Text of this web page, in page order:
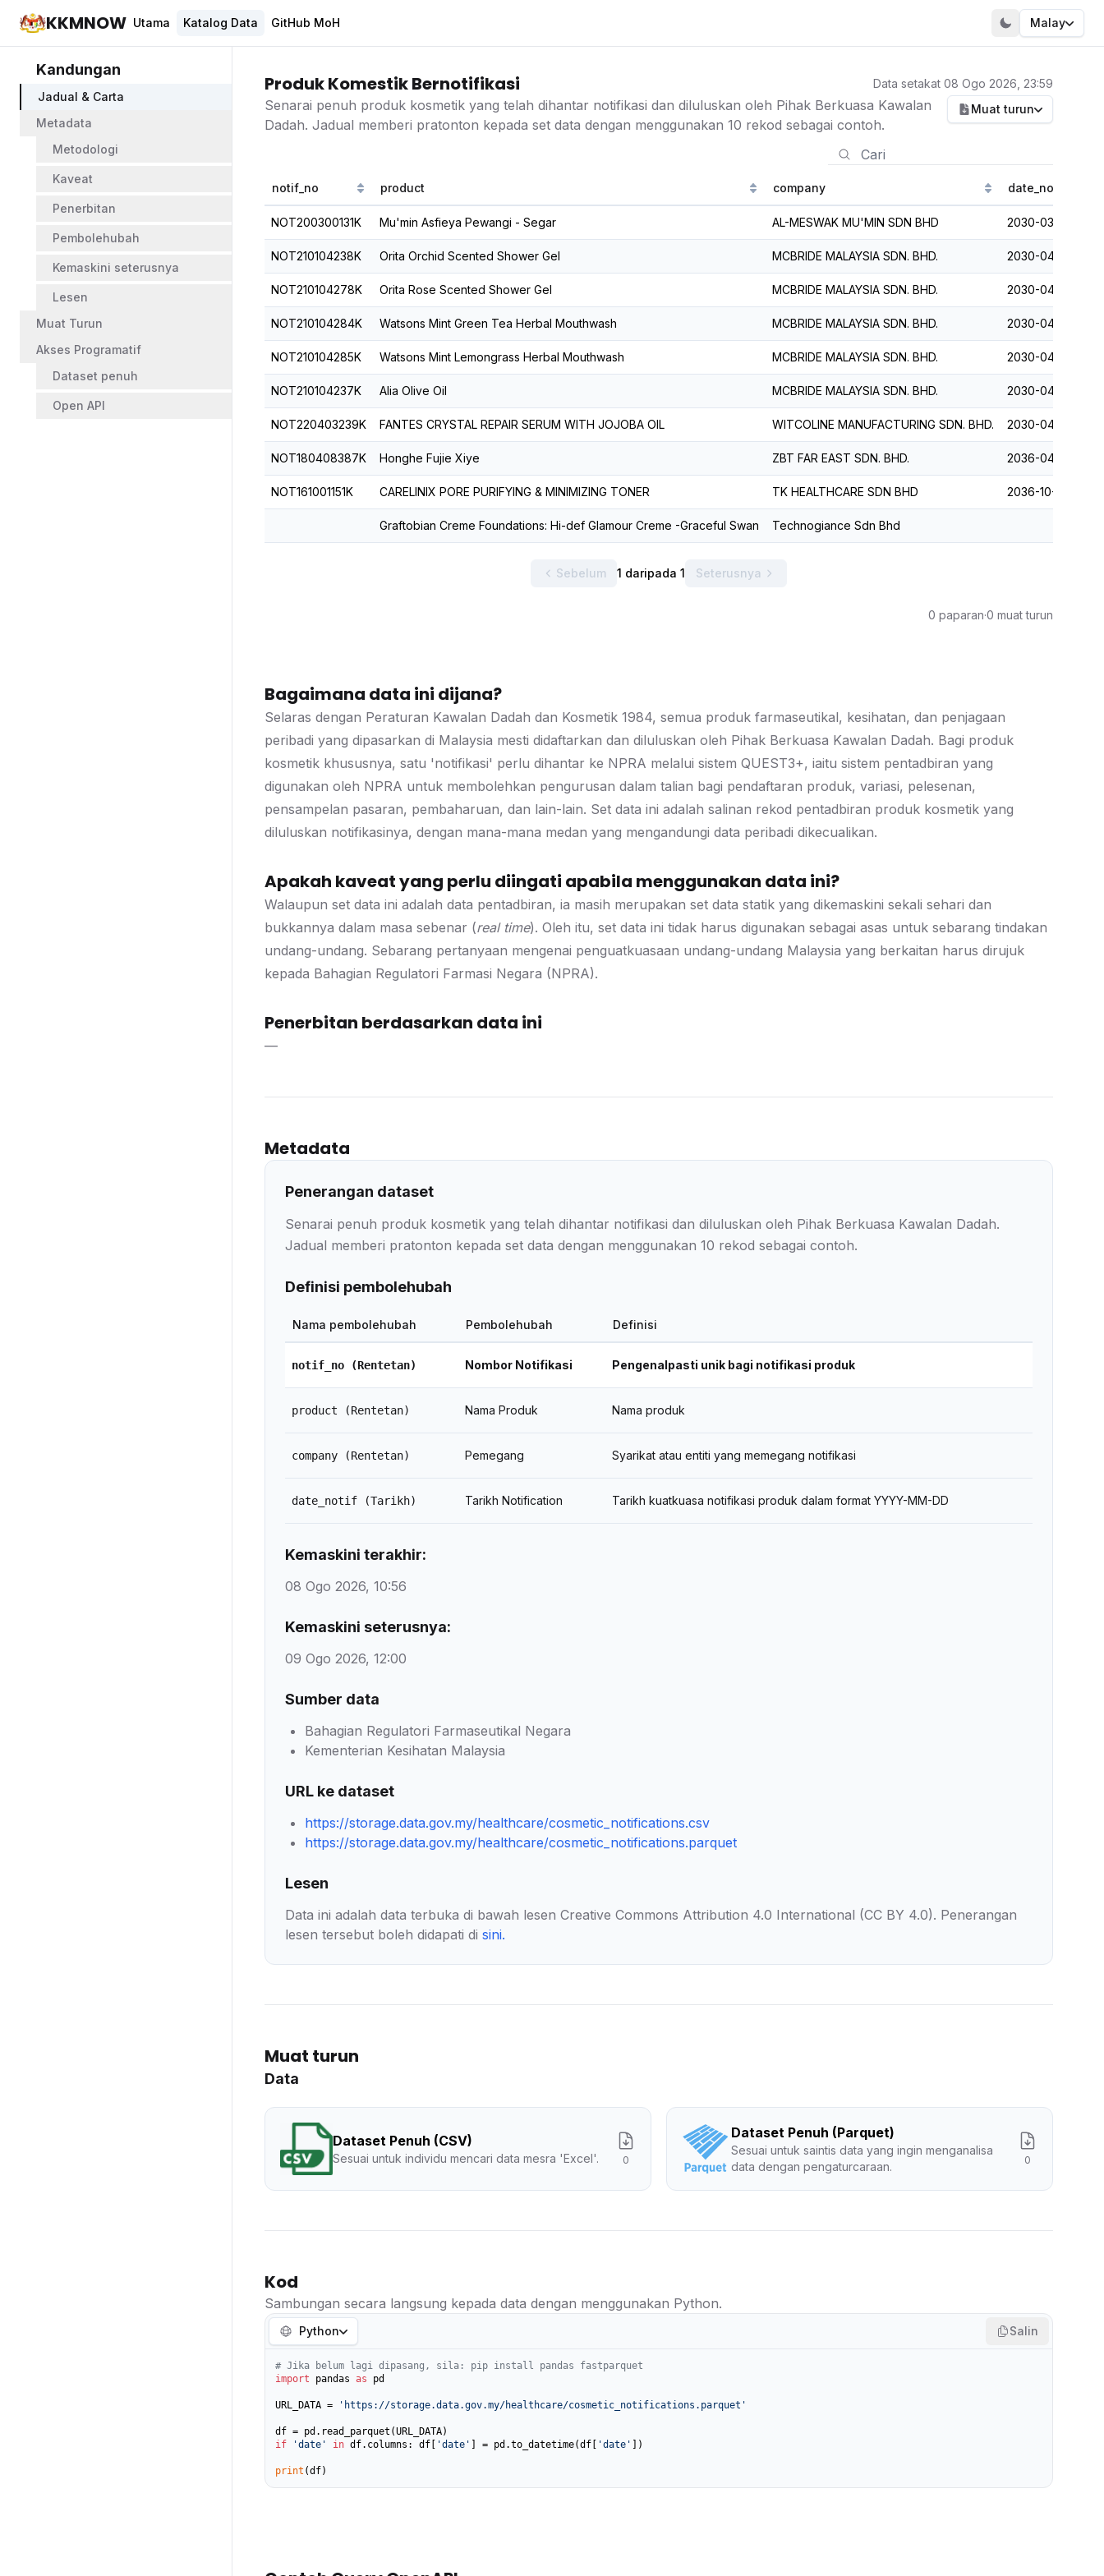
KKMNOW Utama Katalog Data GitHub MoH Malay
Kandungan
Jadual & Carta
Metadata
Metodologi
Kaveat
Penerbitan
Pembolehubah
Kemaskini seterusnya
Lesen
Muat Turun
Akses Programatif
Dataset penuh
Open API
Produk Komestik Bernotifikasi Data setakat 08 Ogo 2026, 23:59
Senarai penuh produk kosmetik yang telah dihantar notifikasi dan diluluskan oleh Pihak Berkuasa Kawalan
Dadah. Jadual memberi pratonton kepada set data dengan menggunakan 10 rekod sebagai contoh.
Muat turun
notif_no product company date_notif
NOT200300131K Mu'min Asfieya Pewangi - Segar AL-MESWAK MU'MIN SDN BHD 2030-03-02
NOT210104238K Orita Orchid Scented Shower Gel MCBRIDE MALAYSIA SDN. BHD. 2030-04-12
NOT210104278K Orita Rose Scented Shower Gel MCBRIDE MALAYSIA SDN. BHD. 2030-04-12
NOT210104284K Watsons Mint Green Tea Herbal Mouthwash MCBRIDE MALAYSIA SDN. BHD. 2030-04-12
NOT210104285K Watsons Mint Lemongrass Herbal Mouthwash MCBRIDE MALAYSIA SDN. BHD. 2030-04-12
NOT210104237K Alia Olive Oil MCBRIDE MALAYSIA SDN. BHD. 2030-04-12
NOT220403239K FANTES CRYSTAL REPAIR SERUM WITH JOJOBA OIL WITCOLINE MANUFACTURING SDN. BHD. 2030-04-15
NOT180408387K Honghe Fujie Xiye ZBT FAR EAST SDN. BHD. 2036-04-30
NOT161001151K CARELINIX PORE PURIFYING & MINIMIZING TONER TK HEALTHCARE SDN BHD 2036-10-07
Graftobian Creme Foundations: Hi-def Glamour Creme -Graceful Swan Technogiance Sdn Bhd
Sebelum 1 daripada 1 Seterusnya
0 paparan·0 muat turun
Bagaimana data ini dijana?
Selaras dengan Peraturan Kawalan Dadah dan Kosmetik 1984, semua produk farmaseutikal, kesihatan, dan penjagaan
peribadi yang dipasarkan di Malaysia mesti didaftarkan dan diluluskan oleh Pihak Berkuasa Kawalan Dadah. Bagi produk
kosmetik khususnya, satu 'notifikasi' perlu dihantar ke NPRA melalui sistem QUEST3+, iaitu sistem pentadbiran yang
digunakan oleh NPRA untuk membolehkan pengurusan dalam talian bagi pendaftaran produk, variasi, pelesenan,
pensampelan pasaran, pembaharuan, dan lain-lain. Set data ini adalah salinan rekod pentadbiran produk kosmetik yang
diluluskan notifikasinya, dengan mana-mana medan yang mengandungi data peribadi dikecualikan.
Apakah kaveat yang perlu diingati apabila menggunakan data ini?
Walaupun set data ini adalah data pentadbiran, ia masih merupakan set data statik yang dikemaskini sekali sehari dan
bukkannya dalam masa sebenar (real time). Oleh itu, set data ini tidak harus digunakan sebagai asas untuk sebarang tindakan
undang-undang. Sebarang pertanyaan mengenai penguatkuasaan undang-undang Malaysia yang berkaitan harus dirujuk
kepada Bahagian Regulatori Farmasi Negara (NPRA).
Penerbitan berdasarkan data ini
—
Metadata
Penerangan dataset
Senarai penuh produk kosmetik yang telah dihantar notifikasi dan diluluskan oleh Pihak Berkuasa Kawalan Dadah.
Jadual memberi pratonton kepada set data dengan menggunakan 10 rekod sebagai contoh.
Definisi pembolehubah
Nama pembolehubah Pembolehubah Definisi
notif_no (Rentetan) Nombor Notifikasi Pengenalpasti unik bagi notifikasi produk
product (Rentetan) Nama Produk Nama produk
company (Rentetan) Pemegang Syarikat atau entiti yang memegang notifikasi
date_notif (Tarikh) Tarikh Notification Tarikh kuatkuasa notifikasi produk dalam format YYYY-MM-DD
Kemaskini terakhir:
08 Ogo 2026, 10:56
Kemaskini seterusnya:
09 Ogo 2026, 12:00
Sumber data
Bahagian Regulatori Farmaseutikal Negara
Kementerian Kesihatan Malaysia
URL ke dataset
https://storage.data.gov.my/healthcare/cosmetic_notifications.csv
https://storage.data.gov.my/healthcare/cosmetic_notifications.parquet
Lesen
Data ini adalah data terbuka di bawah lesen Creative Commons Attribution 4.0 International (CC BY 4.0). Penerangan
lesen tersebut boleh didapati di sini.
Muat turun
Data
Dataset Penuh (CSV)
Sesuai untuk individu mencari data mesra 'Excel'. 0
Dataset Penuh (Parquet)
Sesuai untuk saintis data yang ingin menganalisa
data dengan pengaturcaraan.
0
Kod
Sambungan secara langsung kepada data dengan menggunakan Python.
Python Salin
# Jika belum lagi dipasang, sila: pip install pandas fastparquet
import pandas as pd
URL_DATA = 'https://storage.data.gov.my/healthcare/cosmetic_notifications.parquet'
if
'date' in df.columns: df[ 'date' ] = pd.to_datetime(df[ 'date' ])
print (df)